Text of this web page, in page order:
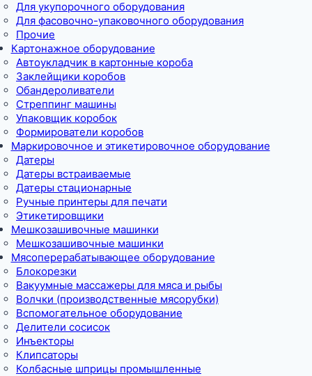
Для укупорочного оборудования
Для фасовочно-упаковочного оборудования
Прочие
Картонажное оборудование
Автоукладчик в картонные короба
Заклейщики коробов
Обандероливатели
Стреппинг машины
Упаковщик коробок
Формирователи коробов
Маркировочное и этикетировочное оборудование
Датеры
Датеры встраиваемые
Датеры стационарные
Ручные принтеры для печати
Этикетировщики
Мешкозашивочные машинки
Мешкозашивочные машинки
Мясоперерабатывающее оборудование
Блокорезки
Вакуумные массажеры для мяса и рыбы
Волчки (производственные мясорубки)
Вспомогательное оборудование
Делители сосисок
Инъекторы
Клипсаторы
Колбасные шприцы промышленные